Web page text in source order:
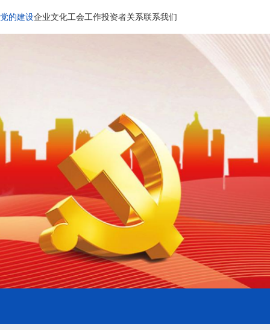
党的建设企业文化工会工作投资者关系联系我们